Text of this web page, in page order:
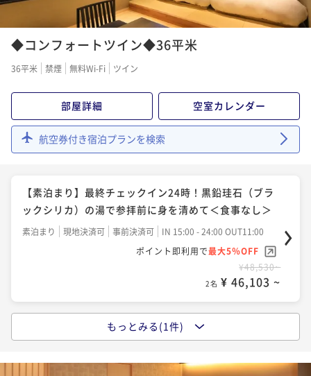
◆コンフォートツイン◆36平米
36平米 禁煙 無料Wi-Fi ツイン
部屋詳細 空室カレンダー
航空券付き宿泊プランを検索
【素泊まり】最終チェックイン24時！黒鉛珪石（ブラ
ックシリカ）の湯で参拝前に身を清めて＜食事なし＞
素泊まり 現地決済可 事前決済可
IN 15:00 - 24:00 OUT11:00
ポイント即利用で最大5％OFF
¥48,530~
2名 ¥ 46,103 ~
【朝食のみ】最終チェックイン24時！翌朝は成田山参
IN 15:00 - 24:00 OUT11:00
もっとみる(1件)